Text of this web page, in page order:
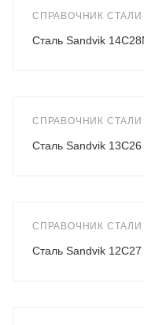
СПРАВОЧНИК СТАЛИ
Сталь Sandvik
СПРАВОЧНИК СТАЛИ
Сталь Sandvik 13C26
СПРАВОЧНИК СТАЛИ
Сталь Sandvik 12C27